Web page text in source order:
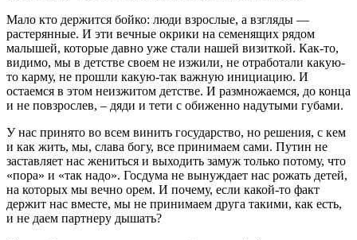
Мало кто держится бойко: люди взрослые, а взгляды —
растерянные. И эти вечные окрики на семенящих рядом
малышей, которые давно уже стали нашей визиткой. Как-то,
видимо, мы в детстве своем не изжили, не отработали какую-
то карму, не прошли какую-так важную инициацию. И
остаемся в этом неизжитом детстве. И размножаемся, до конца
и не повзрослев, – дяди и тети с обиженно надутыми губами.
У нас принято во всем винить государство, но решения, с кем
и как жить, мы, слава богу, все принимаем сами. Путин не
заставляет нас жениться и выходить замуж только потому, что
«пора» и «так надо». Госдума не вынуждает нас рожать детей,
на которых мы вечно орем. И почему, если какой-то факт
держит нас вместе, мы не принимаем друга такими, как есть,
и не даем партнеру дышать?